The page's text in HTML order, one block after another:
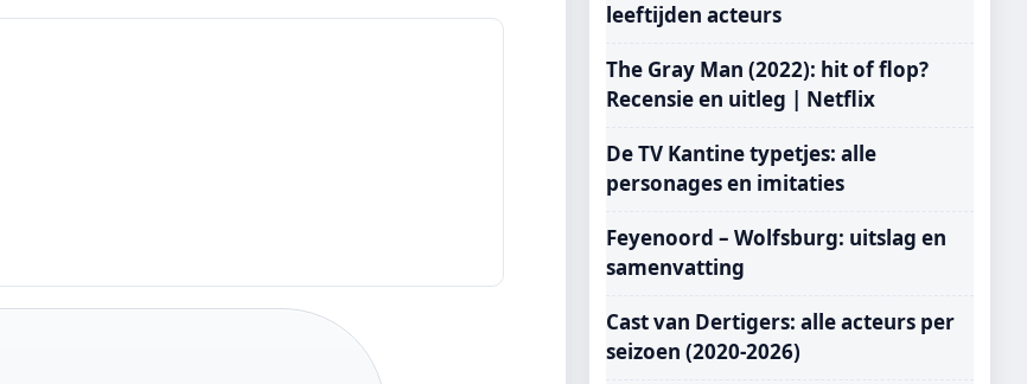
leeftijden acteurs
The Gray Man (2022): hit of flop?
Recensie en uitleg | Netflix
De TV Kantine typetjes: alle
personages en imitaties
Feyenoord – Wolfsburg: uitslag en
samenvatting
Cast van Dertigers: alle acteurs per
seizoen (2020-2026)